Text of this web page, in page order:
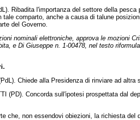
Ribadita l'importanza del settore della
tale comparto, anche a causa di talune
del Governo.
nominali elettroniche, approva le mozioni
e Di Giuseppe n. 1-00478, nel testo
Chiede alla Presidenza di rinviare ad
(PD). Concorda sull'ipotesi prospettata dal
che, non essendovi obiezioni, la richiesta del